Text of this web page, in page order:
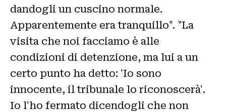
dandogli un cuscino normale.
Apparentemente era tranquillo". "La
visita che noi facciamo è alle
condizioni di detenzione, ma lui a un
certo punto ha detto: 'Io sono
innocente, il tribunale lo riconoscerà'.
Io l'ho fermato dicendogli che non